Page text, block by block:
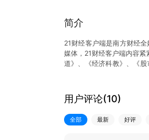
简介
21财经客户端是南方财经
媒体，21财经客户端内容紧
道》、《经济科教》、《
【聚焦财经热点】
这里有重要财经事件的深
会；这里有时政新闻的专
用户评论(10)
全部 最新 好评